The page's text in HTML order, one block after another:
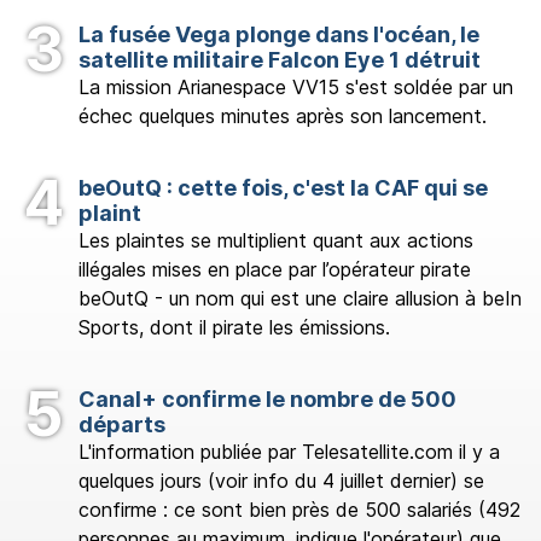
La fusée Vega plonge dans l'océan, le
satellite militaire Falcon Eye 1 détruit
La mission Arianespace VV15 s'est soldée par un
échec quelques minutes après son lancement.
beOutQ : cette fois, c'est la CAF qui se
plaint
Les plaintes se multiplient quant aux actions
illégales mises en place par l’opérateur pirate
beOutQ - un nom qui est une claire allusion à beIn
Sports, dont il pirate les émissions.
Canal+ confirme le nombre de 500
départs
L'information publiée par Telesatellite.com il y a
quelques jours (voir info du 4 juillet dernier) se
confirme : ce sont bien près de 500 salariés (492